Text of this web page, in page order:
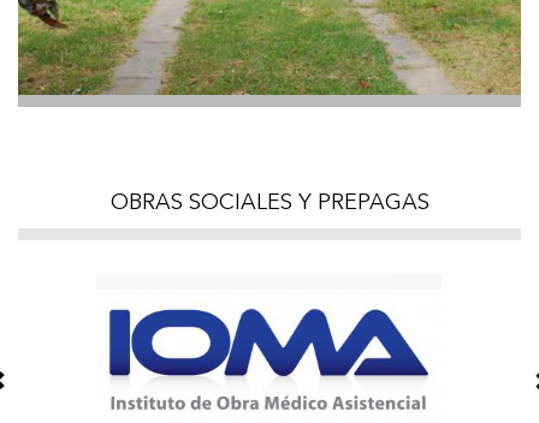
OBRAS SOCIALES Y PREPAGAS